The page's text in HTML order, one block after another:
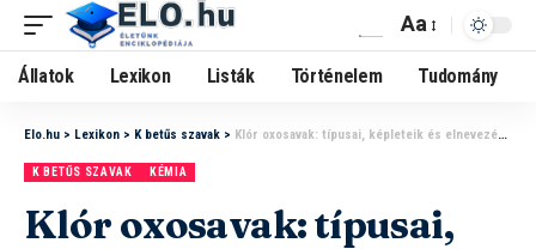
Aa
Állatok Lexikon Listák Történelem Tudomány
Elo.hu > Lexikon > K betűs szavak > Klór oxosavak: típusai, képleteik és elnevezésük
K BETŰS SZAVAK KÉMIA
Klór oxosavak: típusai,